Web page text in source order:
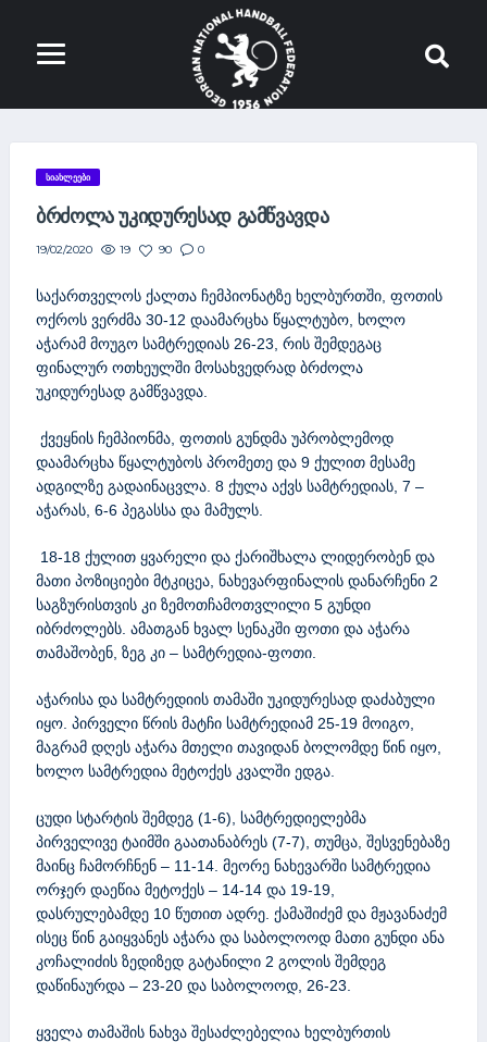
ᲡᲘᲐᲮᲚᲔᲔᲑᲘ
ᲑᲠᲫᲝᲚᲐ ᲣᲙᲘᲓᲣᲠᲔᲡᲐᲓ ᲒᲐᲛᲬᲕᲐᲕᲓᲐ
19/02/2020 19 90 0
საქართველოს ქალთა ჩემპიონატზე ხელბურთში, ფოთის
ოქროს ვერძმა 30-12 დაამარცხა წყალტუბო, ხოლო
აჭარამ მოუგო სამტრედიას 26-23, რის შემდეგაც
ფინალურ ოთხეულში მოსახვედრად ბრძოლა
უკიდურესად გამწვავდა.
ქვეყნის ჩემპიონმა, ფოთის გუნდმა უპრობლემოდ
დაამარცხა წყალტუბოს პრომეთე და 9 ქულით მესამე
ადგილზე გადაინაცვლა. 8 ქულა აქვს სამტრედიას, 7 –
აჭარას, 6-6 პეგასსა და მამულს.
18-18 ქულით ყვარელი და ქარიშხალა ლიდერობენ და
მათი პოზიციები მტკიცეა, ნახევარფინალის დანარჩენი 2
საგზურისთვის კი ზემოთჩამოთვლილი 5 გუნდი
იბრძოლებს. ამათგან ხვალ სენაკში ფოთი და აჭარა
თამაშობენ, ზეგ კი – სამტრედია-ფოთი.
აჭარისა და სამტრედიის თამაში უკიდურესად დაძაბული
იყო. პირველი წრის მატჩი სამტრედიამ 25-19 მოიგო,
მაგრამ დღეს აჭარა მთელი თავიდან ბოლომდე წინ იყო,
ხოლო სამტრედია მეტოქეს კვალში ედგა.
ცუდი სტარტის შემდეგ (1-6), სამტრედიელებმა
პირველივე ტაიმში გაათანაბრეს (7-7), თუმცა, შესვენებაზე
მაინც ჩამორჩნენ – 11-14. მეორე ნახევარში სამტრედია
ორჯერ დაეწია მეტოქეს – 14-14 და 19-19,
დასრულებამდე 10 წუთით ადრე. ქამაშიძემ და მჟავანაძემ
ისეც წინ გაიყვანეს აჭარა და საბოლოოდ მათი გუნდი ანა
კოჩალიძის ზედიზედ გატანილი 2 გოლის შემდეგ
დაწინაურდა – 23-20 და საბოლოოდ, 26-23.
ყველა თამაშის ნახვა შესაძლებელია ხელბურთის